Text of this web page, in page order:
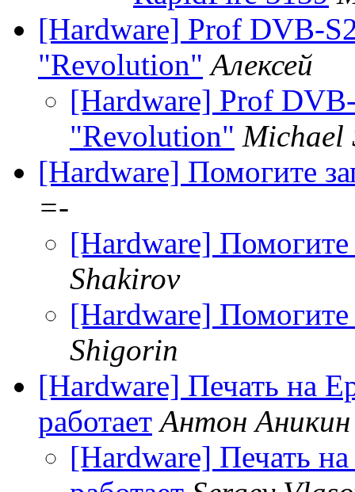
[Hardware] Prof DVB-
"Revolution" Алексей
[Hardware] Prof
"Revolution" Michael
[Hardware] Помогите
=-
[Hardware]
Shakirov
[Hardware]
Shigorin
[Hardware] Печать на
работает Антон Аникин
[Hardware] Печать